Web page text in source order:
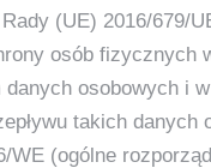
(UE) 2016/679/
osób fizycznych
danych osobowych i
takich danych
WE (ogólne